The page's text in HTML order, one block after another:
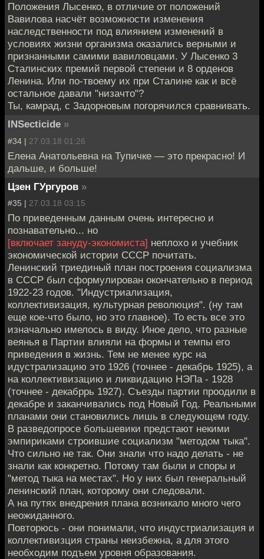
Положения Лысенко, в отличие от положений
Вавилова насчёт возможности изменения
наследственности под влиянием изменений в
условиях жизни организма оказались верными и
признанными самими вавиловцами. У Лысенко 3
Сталинских премий первой степени и 8 орденов
Ленина. Или по-твоему их при Сталине как и всё
остальное давали "низачто"?
Ты, камрад, с Задорновым погорячился сравнивать.
INSecticide »
#34 | 27.03.18 01:26
Елена Анатольевна на Тупичке — это прекрасно! И
дальше, и больше!
Цзен ГУргуров »
#35 | 27.03.18 03:15
По приведенным данным очень интересно и
познавательно... но
[включает зануду-экономиста] неплохо и учебник
экономической истории СССР почитать.
Ленинский триединый план построения социализма
в СССР был сформулирован окончательно в период
1922-23 годов. "Индустриализация,
коллективизация, культурная революция". (ну там
еще кое-что было, но это главное). То есть все это
изначально имелось в виду. Иное дело, что разные
веянья в Партии влияли на формы и темпы его
приведения в жизнь. Тем не менее курс на
идустрализацию это 1926 (точнее - декабрь 1925), а
на коллективизацию и ликвидацию НЭПа - 1928
(точнее - декабррь 1927). Съезды партии проодили в
декабре и заканчивались под Новый Год. Реальными
планами они становились лишь в следующем году.
В разведопросе большевики предстают некими
эмпириками строившие социализм "методом тыка".
Что сильно не так. Они знали что надо делать - не
знали как конкретно. Потому там были и споры и
"метод тыка на местах". Но у них был генеральный
ленинский план, которому они следовали.
А на путях внедрения плана возникало много чего
неожиданного.
Повторюсь - они понимали, что индустриализация и
коллективизция страны неизбежна, а для этого
необходим подъем уровня образования.